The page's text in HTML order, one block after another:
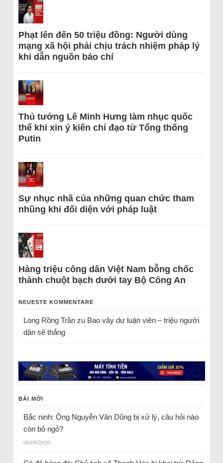
Phạt lên đến 50 triệu đồng: Người dùng
mạng xã hội phải chịu trách nhiệm pháp lý
khi dẫn nguồn báo chí
Thủ tướng Lê Minh Hưng làm nhục quốc
thể khi xin ý kiến chỉ đạo từ Tổng thống
Putin
Sự nhục nhã của những quan chức tham
nhũng khi đối diện với pháp luật
Hàng triệu công dân Việt Nam bỗng chốc
thành chuột bạch dưới tay Bộ Công An
NEUESTE KOMMENTARE
Long Rồng Trầnzu Bao vây dư luận viên – triệu người
dân sẽ thắng
BÀI MỚI
Bắc ninh: Ông Nguyễn Văn Dũng bị xử lý, câu hỏi nào
còn bỏ ngỏ?
08/08/2026